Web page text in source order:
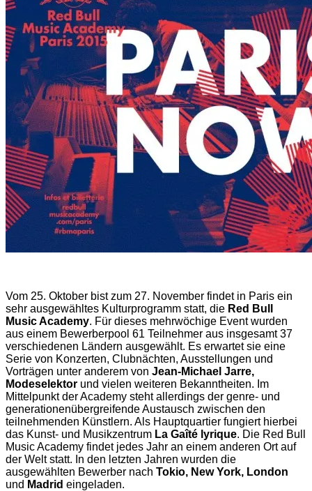
Vom 25. Oktober bist zum 27. November findet in Paris ein
sehr ausgewähltes Kulturprogramm statt, die Red Bull
Music Academy. Für dieses mehrwöchige Event wurden
aus einem Bewerberpool 61 Teilnehmer aus insgesamt 37
verschiedenen Ländern ausgewählt. Es erwartet sie eine
Serie von Konzerten, Clubnächten, Ausstellungen und
Vorträgen unter anderem von Jean-Michael Jarre,
Modeselektor und vielen weiteren Bekanntheiten. Im
Mittelpunkt der Academy steht allerdings der genre- und
generationenübergreifende Austausch zwischen den
teilnehmenden Künstlern. Als Hauptquartier fungiert hierbei
das Kunst- und Musikzentrum La Gaîté lyrique. Die Red Bull
Music Academy findet jedes Jahr an einem anderen Ort auf
der Welt statt. In den letzten Jahren wurden die
ausgewählten Bewerber nach Tokio, New York, London
und Madrid eingeladen.